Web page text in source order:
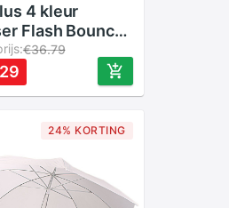
4 kleur
Flash Bounce
speelsheid
op camera
A6500
€36.79
24% KORTING